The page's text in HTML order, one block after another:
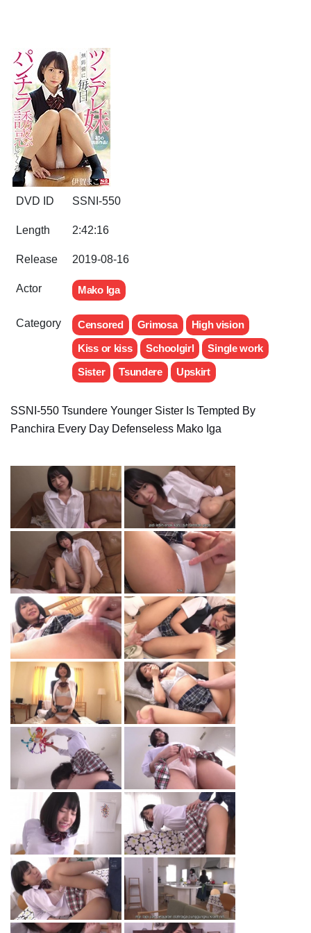
DVD ID SSNI-550
Length 2:42:16
Release 2019-08-16
Actor Mako Iga
Category Censored Grimosa
High vision
Kiss or kiss
Schoolgirl
Single work
Sister
Tsundere Upskirt
SSNI-550 Tsundere Younger Sister Is Tempted By
Panchira Every Day Defenseless Mako Iga